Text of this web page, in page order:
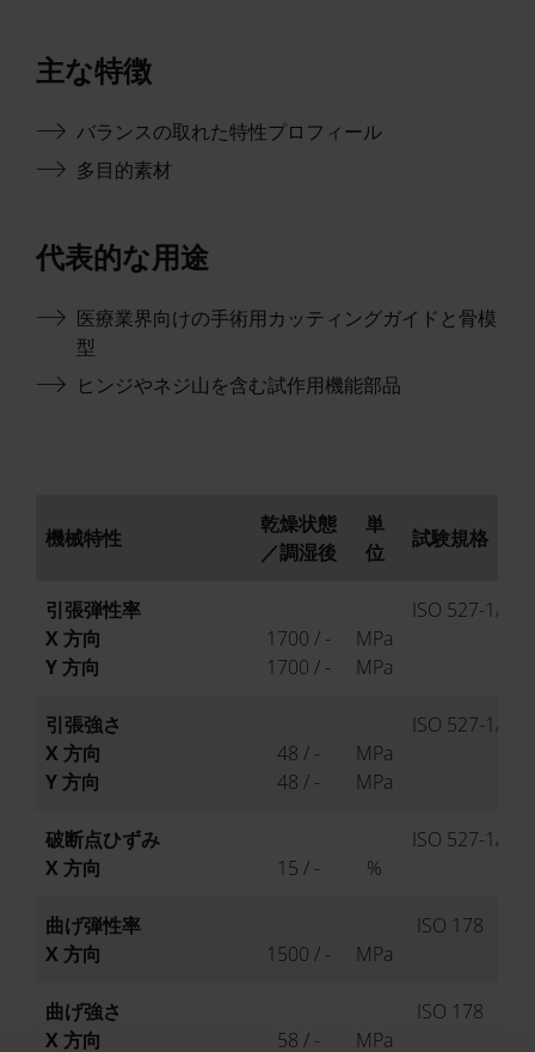
主な特徴
バランスの取れた特性プロフィール
多目的素材
代表的な用途
医療業界向けの手術用カッティングガイドと骨模
型
ヒンジやネジ山を含む試作用機能部品
機械特性
乾燥状態
／調湿後
単
位
試験規格
引張弾性率
X 方向
Y 方向
1700 / -
1700 / -
MPa
MPa
ISO 527-1/-2
引張強さ
X 方向
Y 方向
48 / -
48 / -
MPa
MPa
ISO 527-1/-2
破断点ひずみ
X 方向
15 / - %
ISO 527-1/-2
曲げ弾性率
X 方向
1500 / - MPa
ISO 178
曲げ強さ
X 方向
58 / - MPa
ISO 178